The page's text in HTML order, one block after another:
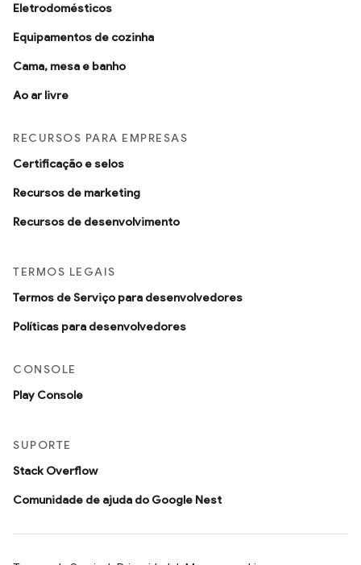
Eletrodomésticos
Equipamentos de cozinha
Cama, mesa e banho
Ao ar livre
RECURSOS PARA EMPRESAS
Certificação e selos
Recursos de marketing
Recursos de desenvolvimento
TERMOS LEGAIS
Termos de Serviço para desenvolvedores
Políticas para desenvolvedores
CONSOLE
Play Console
SUPORTE
Stack Overflow
Comunidade de ajuda do Google Nest